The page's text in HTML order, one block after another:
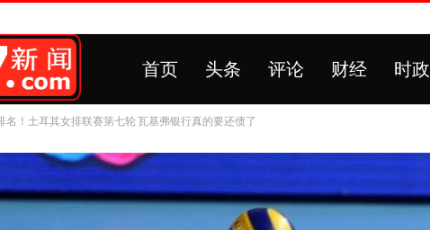
首页 头条 评论 财经 时政
名！土耳其女排联赛第七轮 瓦基弗银行真的要还债了